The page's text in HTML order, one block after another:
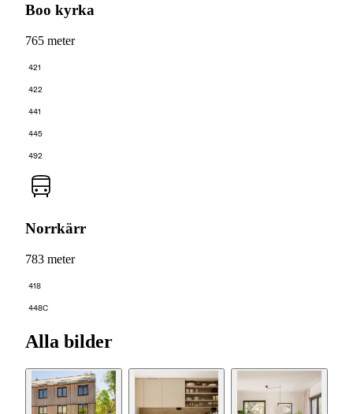
Boo kyrka
765 meter
421
422
441
445
492
Norrkärr
783 meter
418
448C
Alla bilder